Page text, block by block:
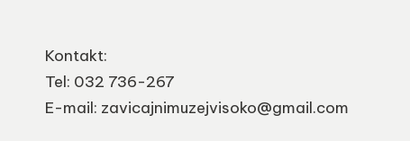
Kontakt:
Tel: 032 736-267
E-mail: zavicajnimuzejvisoko@gmail.com